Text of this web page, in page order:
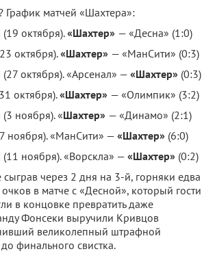
График матчей «Шахтера»:
октября).«Шахтер» — «Десна» (1:0)
октября).«Шахтер» — «МанСити» (0:3)
октября). «Арсенал» — «Шахтер» (0:3)
октября).«Шахтер» — «Олимпик» (3:2)
ноября). «Шахтер» — «Динамо» (2:1)
ноября). «МанСити» — «Шахтер» (6:0)
ноября). «Ворскла» — «Шахтер» (0:2)
через 2 дня на 3-й, горняки едва
в матче с «Десной», который гости
в концовке превратить даже
Фонсеки выручили Кривцов
великолепный штрафной
финального свистка.